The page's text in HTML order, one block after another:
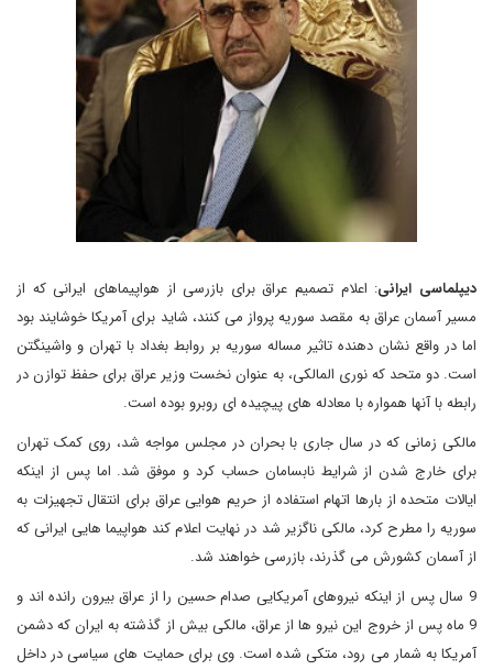
دیپلماسی ایرانی: اعلام تصمیم عراق برای بازرسی از هواپیماهای ایرانی که از
مسیر آسمان عراق به مقصد سوریه پرواز می کنند، شاید برای آمریکا خوشایند بود
اما در واقع نشان دهنده تاثیر مساله سوریه بر روابط بغداد با تهران و واشینگتن
است. دو متحد که نوری المالکی، به عنوان نخست وزیر عراق برای حفظ توازن در
رابطه با آنها همواره با معادله های پیچیده ای روبرو بوده است.
مالکی زمانی که در سال جاری با بحران در مجلس مواجه شد، روی کمک تهران
برای خارج شدن از شرایط نابسامان حساب کرد و موفق شد. اما پس از اینکه
ایالات متحده از بارها اتهام استفاده از حریم هوایی عراق برای انتقال تجهیزات به
سوریه را مطرح کرد، مالکی ناگزیر شد در نهایت اعلام کند هواپیما هایی ایرانی که
از آسمان کشورش می گذرند، بازرسی خواهند شد.
9 سال پس از اینکه نیروهای آمریکایی صدام حسین را از عراق بیرون رانده اند و
9 ماه پس از خروج این نیرو ها از عراق، مالکی بیش از گذشته به ایران که دشمن
آمریکا به شمار می رود، متکی شده است. وی برای حمایت های سیاسی در داخل